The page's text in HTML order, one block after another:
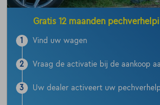
Gratis 12 maanden
1 Vind uw wagen
2 Vraag de activatie bij de aankoop
3 Uw dealer activeert uw